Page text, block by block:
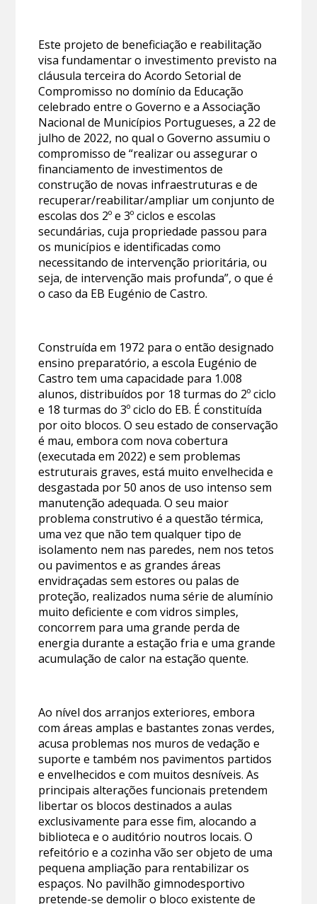
Este projeto de beneficiação e reabilitação
visa fundamentar o investimento previsto na
cláusula terceira do Acordo Setorial de
Compromisso no domínio da Educação
celebrado entre o Governo e a Associação
Nacional de Municípios Portugueses, a 22 de
julho de 2022, no qual o Governo assumiu o
compromisso de “realizar ou assegurar o
financiamento de investimentos de
construção de novas infraestruturas e de
recuperar/reabilitar/ampliar um conjunto de
escolas dos 2º e 3º ciclos e escolas
secundárias, cuja propriedade passou para
os municípios e identificadas como
necessitando de intervenção prioritária, ou
seja, de intervenção mais profunda”, o que é
o caso da EB Eugénio de Castro.
Construída em 1972 para o então designado
ensino preparatório, a escola Eugénio de
Castro tem uma capacidade para 1.008
alunos, distribuídos por 18 turmas do 2º ciclo
e 18 turmas do 3º ciclo do EB. É constituída
por oito blocos. O seu estado de conservação
é mau, embora com nova cobertura
(executada em 2022) e sem problemas
estruturais graves, está muito envelhecida e
desgastada por 50 anos de uso intenso sem
manutenção adequada. O seu maior
problema construtivo é a questão térmica,
uma vez que não tem qualquer tipo de
isolamento nem nas paredes, nem nos tetos
ou pavimentos e as grandes áreas
envidraçadas sem estores ou palas de
proteção, realizados numa série de alumínio
muito deficiente e com vidros simples,
concorrem para uma grande perda de
energia durante a estação fria e uma grande
acumulação de calor na estação quente.
Ao nível dos arranjos exteriores, embora
com áreas amplas e bastantes zonas verdes,
acusa problemas nos muros de vedação e
suporte e também nos pavimentos partidos
e envelhecidos e com muitos desníveis. As
principais alterações funcionais pretendem
libertar os blocos destinados a aulas
exclusivamente para esse fim, alocando a
biblioteca e o auditório noutros locais. O
refeitório e a cozinha vão ser objeto de uma
pequena ampliação para rentabilizar os
espaços. No pavilhão gimnodesportivo
pretende-se demolir o bloco existente de